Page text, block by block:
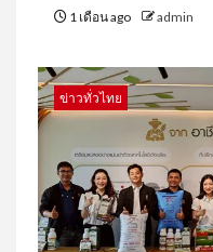
1 เดือน ago admin
ข่าวทั่วไทย